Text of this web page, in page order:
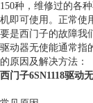
150种，维修过的各
机即可使用。正常使
要是西门子的故障我
驱动器无使能‌通常指
的原因及解决方法：‌
西门子6SN1118驱动